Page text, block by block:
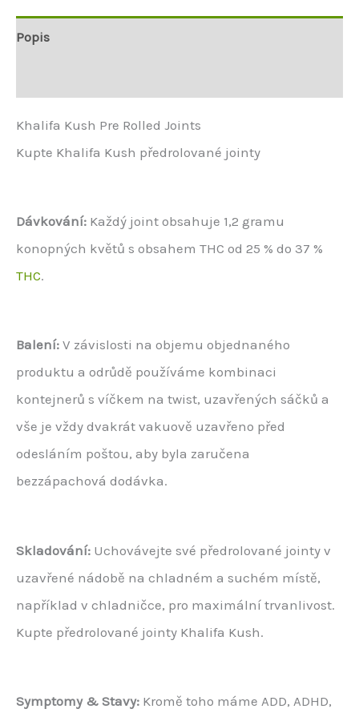
Popis
Khalifa Kush Pre Rolled Joints
Kupte Khalifa Kush předrolované jointy
Dávkování: Každý joint obsahuje 1,2 gramu
konopných květů s obsahem THC od 25 % do 37 %
THC.
Balení: V závislosti na objemu objednaného
produktu a odrůdě používáme kombinaci
kontejnerů s víčkem na twist, uzavřených sáčků a
vše je vždy dvakrát vakuově uzavřeno před
odesláním poštou, aby byla zaručena
bezzápachová dodávka.
Skladování: Uchovávejte své předrolované jointy v
uzavřené nádobě na chladném a suchém místě,
například v chladničce, pro maximální trvanlivost.
Kupte předrolované jointy Khalifa Kush.
Symptomy & Stavy: Kromě toho máme ADD, ADHD,